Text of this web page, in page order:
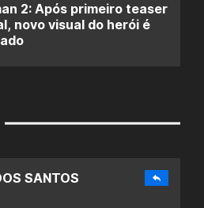
2: Após primeiro teaser
novo visual do herói é
SANTOS